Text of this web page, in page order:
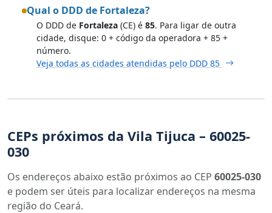
Qual o DDD de Fortaleza?
O DDD de Fortaleza (CE) é 85. Para ligar de outra
cidade, disque: 0 + código da operadora + 85 +
número.
Veja todas as cidades atendidas pelo DDD 85
CEPs próximos da Vila Tijuca – 60025-
030
Os endereços abaixo estão próximos ao CEP 60025-030
e podem ser úteis para localizar endereços na mesma
região do Ceará.